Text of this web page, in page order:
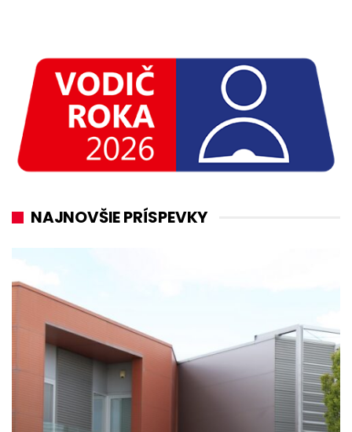
NAJNOVŠIE PRÍSPEVKY